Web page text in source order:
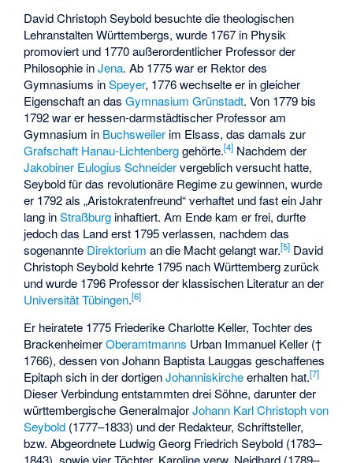
David Christoph Seybold besuchte die theologischen
Lehranstalten Württembergs, wurde 1767 in Physik
promoviert und 1770 außerordentlicher Professor der
Philosophie inJena. Ab 1775 war er Rektor des
Gymnasiums inSpeyer, 1776 wechselte er in gleicher
Eigenschaft an dasGymnasium Grünstadt. Von 1779 bis
1792 war er hessen-darmstädtischer Professor am
Gymnasium in Buchsweiler im Elsass, das damals zur
Grafschaft Hanau-Lichtenberggehörte.[4] Nachdem der
Jakobiner Eulogius Schneidervergeblich versucht hatte,
Seybold für das revolutionäre Regime zu gewinnen, wurde
er 1792 als „Aristokratenfreund“ verhaftet und fast ein Jahr
lang inStraßburg inhaftiert. Am Ende kam er frei, durfte
jedoch das Land erst 1795 verlassen, nachdem das
sogenannte Direktorium an die Macht gelangt war.[5] David
Christoph Seybold kehrte 1795 nach Württemberg zurück
und wurde 1796 Professor der klassischen Literatur an der
Universität Tübingen.[6]
Er heiratete 1775 Friederike Charlotte Keller, Tochter des
BrackenheimerOberamtmanns Urban Immanuel Keller (†
1766), dessen vonJohann Baptista Lauggas geschaffenes
Epitaph sich in der dortigenJohanniskircheerhalten hat.[7]
Dieser Verbindung entstammten drei Söhne, darunter der
württembergische GeneralmajorJohann Karl Christoph von
Seybold (1777–1833) und der Redakteur, Schriftsteller,
bzw. Abgeordnete Ludwig Georg Friedrich Seybold (1783–
1843), sowie vier Töchter. Karoline verw. Neidhard (1789–